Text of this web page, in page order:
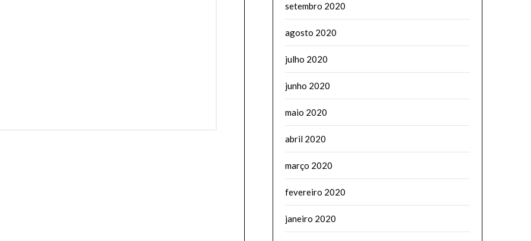
setembro 2020
agosto 2020
julho 2020
junho 2020
maio 2020
abril 2020
março 2020
fevereiro 2020
janeiro 2020